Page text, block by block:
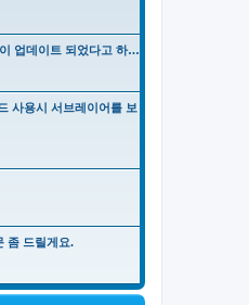
업데이트 되었다고 하…
사용시 서브레이어를 보
좀 드릴게요.